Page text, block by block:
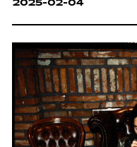
2025-02-04